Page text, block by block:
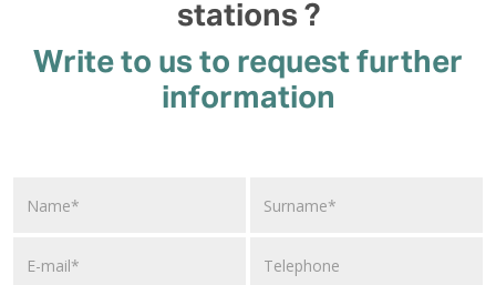
stations ?
Write to us to request further
information